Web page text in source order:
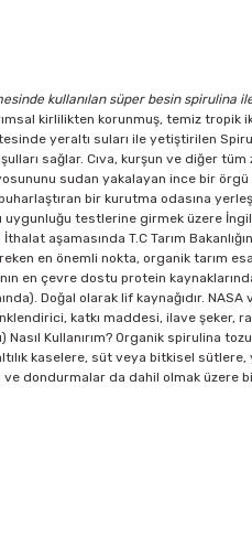
kullanılan süper besin spirulina
kirlilikten korunmuş, temiz tropik
yeraltı suları ile yetiştirilen
sağlar. Cıva, kurşun ve diğer
sudan yakalayan ince bir
bir kurutma odasına
testlerine girmek üzere
aşamasında T.C Tarım
en önemli nokta, organik tarım
en çevre dostu protein
Doğal olarak lif kaynağıdır. NASA
katkı maddesi, ilave şeker,
Kullanırım? Organik spirulina
kaselere, süt veya bitkisel
dondurmalar da dahil olmak üzere